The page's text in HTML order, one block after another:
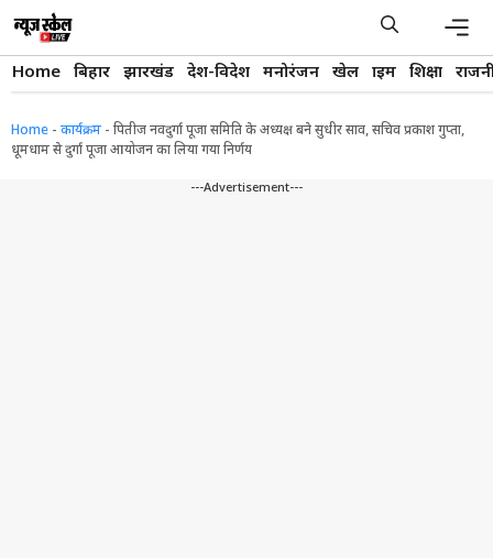
content
Home बिहार झारखंड देश-विदेश मनोरंजन खेल क्राइम शिक्षा
Home - कार्यक्रम - पितीज नवदुर्गा पूजा समिति के अध्यक्ष बने सुधीर साव, सचिव प्रकाश गुप्ता,
धूमधाम से दुर्गा पूजा आयोजन का लिया गया निर्णय
---Advertisement---